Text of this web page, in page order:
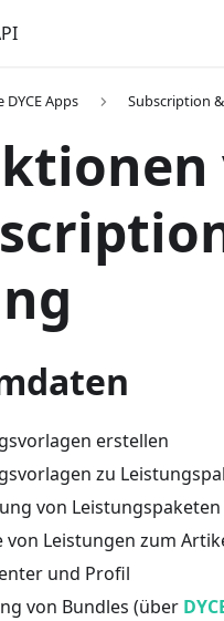
DYCE Apps Subscription
erstellen
zu
von
von Leistungen zum
und Profil
von Bundles (über